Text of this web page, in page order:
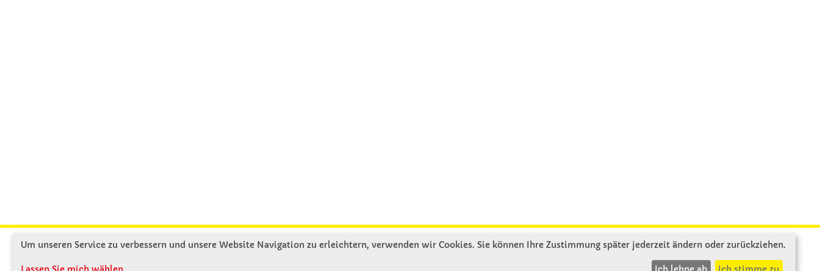
KONTAKT
Um unseren Service zu verbessern und unsere Website Navigation zu erleichtern, verwenden wir Cookies. Sie können Ihre Zustimmung später jederzeit ändern oder zurückziehen.